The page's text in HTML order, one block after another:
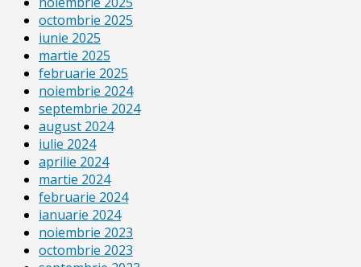
octombrie 2025
iunie 2025
martie 2025
februarie 2025
noiembrie 2024
septembrie 2024
august 2024
iulie 2024
aprilie 2024
martie 2024
februarie 2024
ianuarie 2024
noiembrie 2023
octombrie 2023